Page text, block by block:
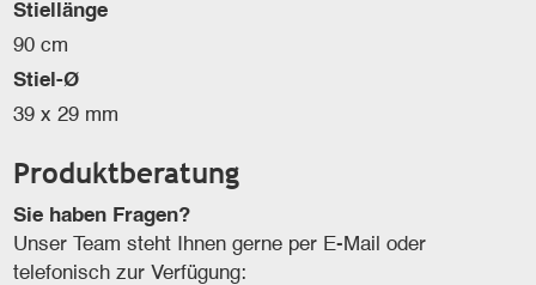
Stiellänge
90 cm
Stiel-Ø
39 x 29 mm
Produktberatung
Sie haben Fragen?
Unser Team steht Ihnen gerne per E-Mail oder
telefonisch zur Verfügung: